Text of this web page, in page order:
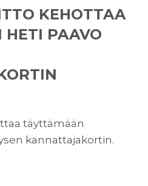
KEHOTTAA
PAAVO
täyttämään
kannattajakortin.